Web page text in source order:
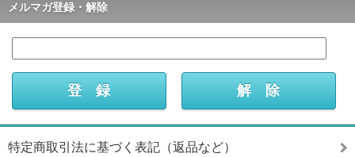
メルマガ登録・解除
特定商取引法に基づく表記（返品など）